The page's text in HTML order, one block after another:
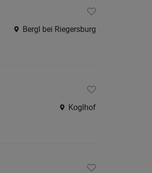
Bergl bei Riegersburg
Koglhof